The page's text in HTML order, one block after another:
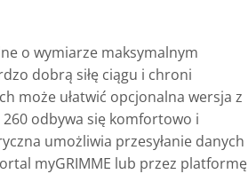
o wymiarze maksymalnym
dobrą siłę ciągu i chroni
może ułatwić opcjonalna wersja z
260 odbywa się komfortowo i
umożliwia przesyłanie danych
myGRIMME lub przez platformę